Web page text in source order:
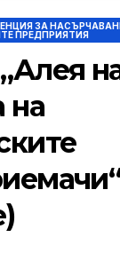
ЗА
ПРЕДПРИЯТИЯ
на